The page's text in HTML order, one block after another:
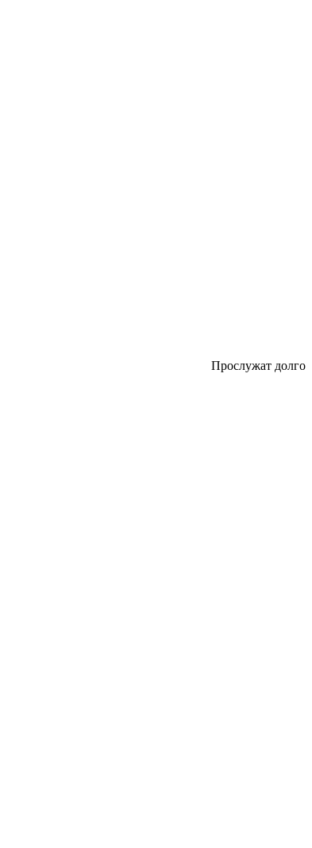
Прослужат долго